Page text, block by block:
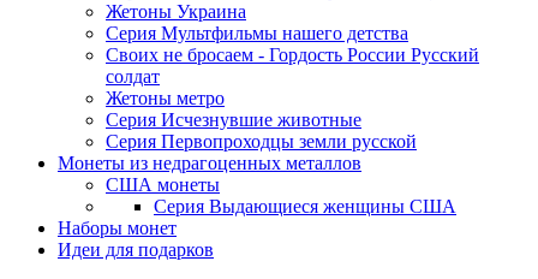
Жетоны Украина
Серия Мультфильмы нашего детства
Своих не бросаем - Гордость России Русский
солдат
Жетоны метро
Серия Исчезнувшие животные
Серия Первопроходцы земли русской
Монеты из недрагоценных металлов
США монеты
Серия Выдающиеся женщины США
Наборы монет
Идеи для подарков